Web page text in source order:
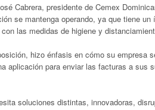
Cabrera, presidente de Cemex
se mantenga operando, ya que tiene
las medidas de higiene y
hizo énfasis en cómo su empresa
aplicación para enviar las facturas a sus
soluciones distintas, innovadoras,